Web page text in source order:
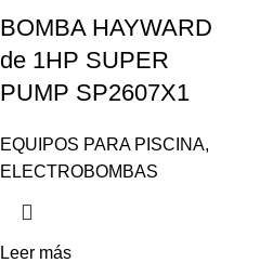
BOMBA HAYWARD
de 1HP SUPER
PUMP SP2607X1
EQUIPOS PARA PISCINA,
ELECTROBOMBAS
Leer más